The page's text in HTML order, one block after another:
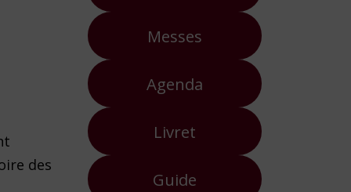
des
Messes
Agenda
Livret
Guide